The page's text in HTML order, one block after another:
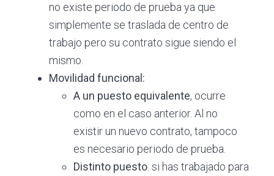
no existe periodo de prueba ya que
simplemente se traslada de centro de
trabajo pero su contrato sigue siendo el
mismo.
Movilidad funcional:
A un puesto equivalente, ocurre
como en el caso anterior. Al no
existir un nuevo contrato, tampoco
es necesario periodo de prueba.
Distinto puesto: si has trabajado para